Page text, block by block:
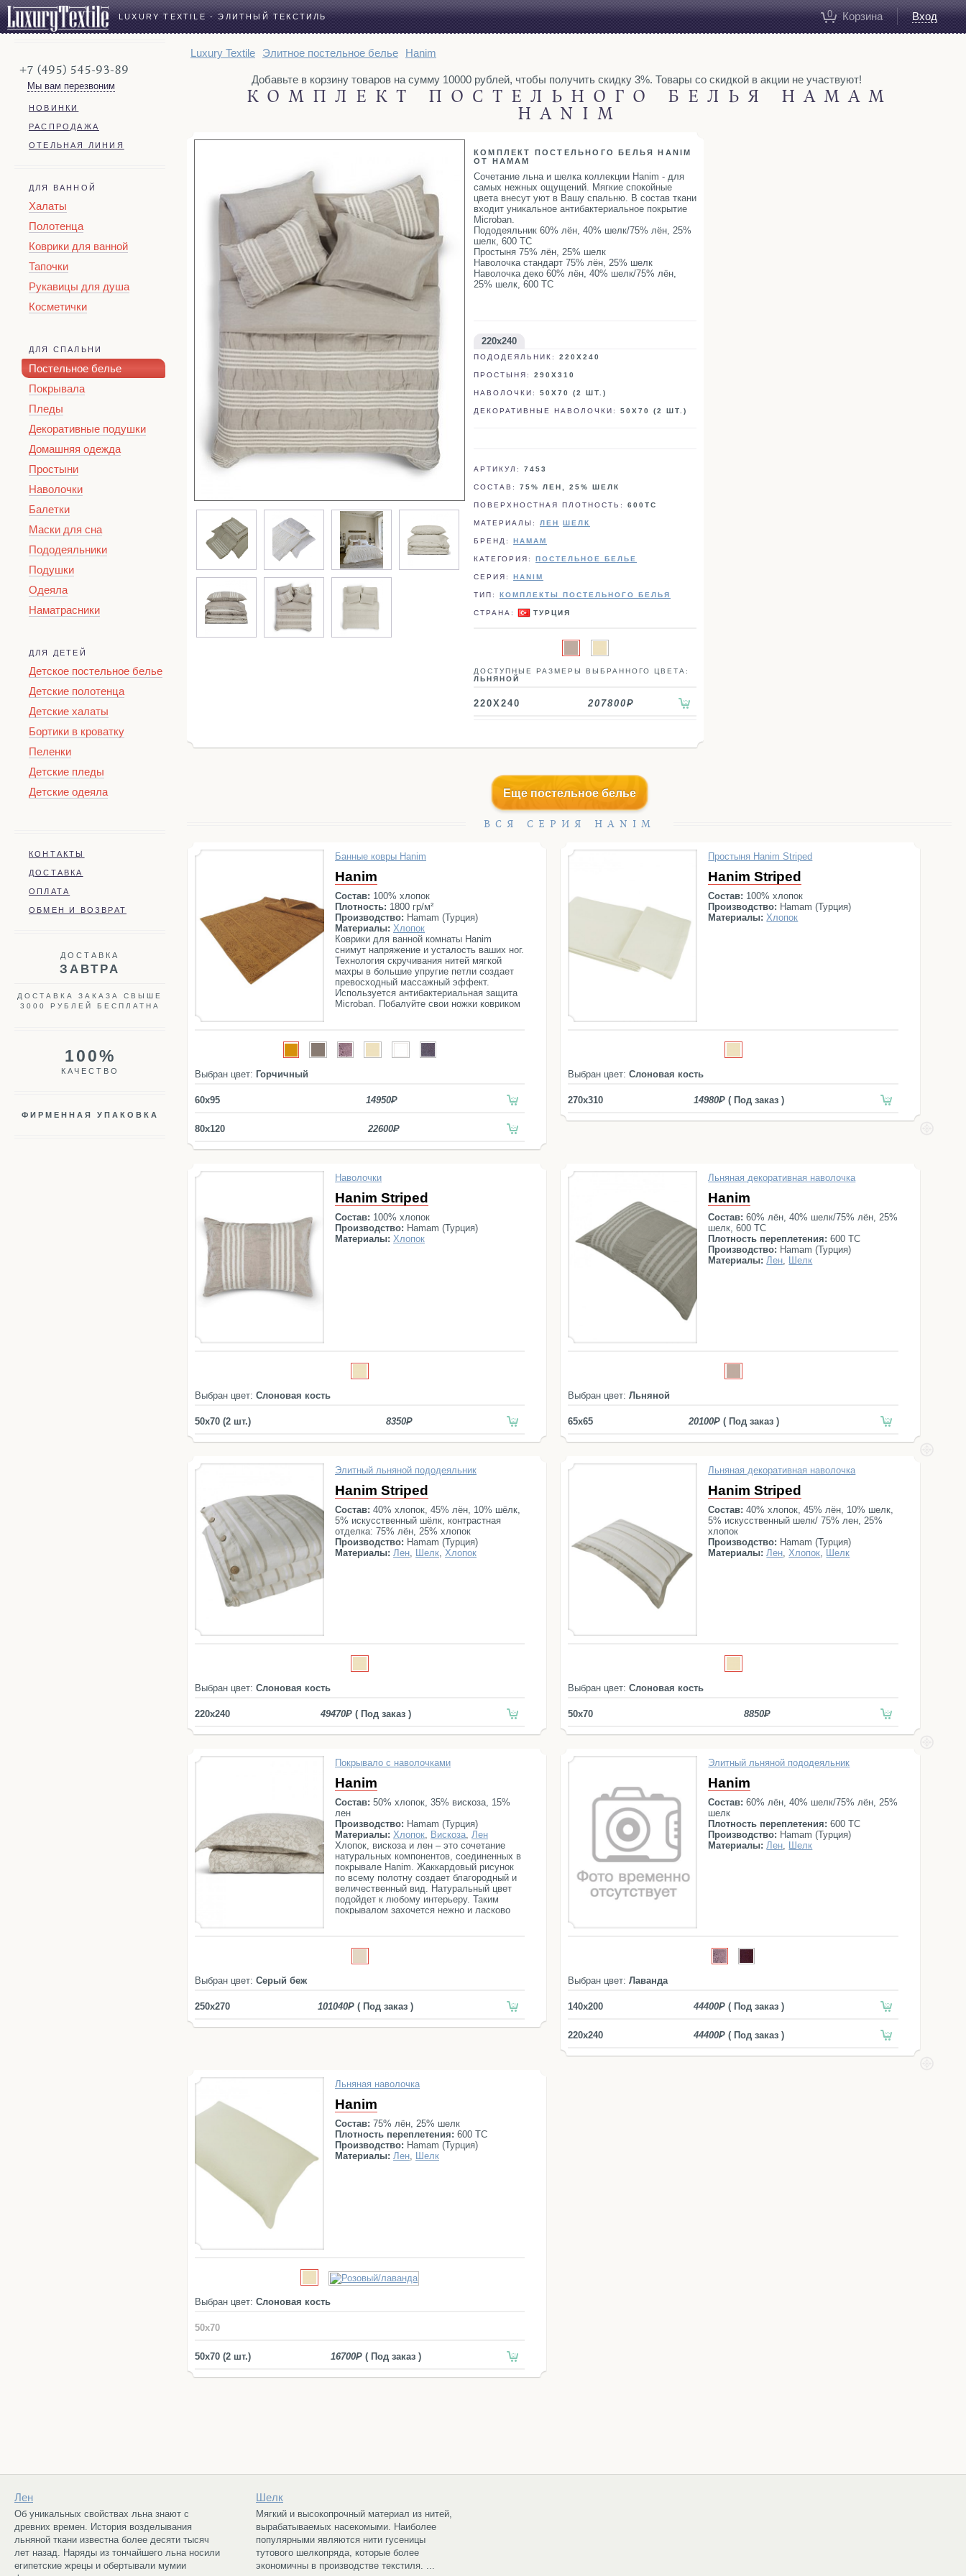
LUXURY TEXTILE - ЭЛИТНЫЙ ТЕКСТИЛЬ 0 Корзина Вход
+7 (495) 545-93-89
Мы вам перезвоним
НОВИНКИ
РАСПРОДАЖА
ОТЕЛЬНАЯ ЛИНИЯ
ДЛЯ ВАННОЙ
Халаты
Полотенца
Коврики для ванной
Тапочки
Рукавицы для душа
Косметички
ДЛЯ СПАЛЬНИ
Постельное белье
Покрывала
Пледы
Декоративные подушки
Домашняя одежда
Простыни
Наволочки
Балетки
Маски для сна
Пододеяльники
Подушки
Одеяла
Наматрасники
ДЛЯ ДЕТЕЙ
Детское постельное белье
Детские полотенца
Детские халаты
Бортики в кроватку
Пеленки
Детские пледы
Детские одеяла
КОНТАКТЫ
ДОСТАВКА
ОПЛАТА
ОБМЕН И ВОЗВРАТ
ДОСТАВКА
ЗАВТРА
ДОСТАВКА ЗАКАЗА СВЫШЕ
3000 РУБЛЕЙ БЕСПЛАТНА
100%
КАЧЕСТВО
ФИРМЕННАЯ УПАКОВКА
Luxury Textile Элитное постельное белье Hanim
Добавьте в корзину товаров на сумму 10000 рублей, чтобы получить скидку 3%. Товары со скидкой в акции не участвуют!
КОМПЛЕКТ ПОСТЕЛЬНОГО БЕЛЬЯ HAMAM
HANIM
КОМПЛЕКТ ПОСТЕЛЬНОГО БЕЛЬЯ HANIM
ОТ HAMAM
Сочетание льна и шелка коллекции Hanim - для
самых нежных ощущений. Мягкие спокойные
цвета внесут уют в Вашу спальню. В состав ткани
входит уникальное антибактериальное покрытие
Microban.
Пододеяльник 60% лён, 40% шелк/75% лён, 25%
шелк, 600 ТС
Простыня 75% лён, 25% шелк
Наволочка стандарт 75% лён, 25% шелк
Наволочка деко 60% лён, 40% шелк/75% лён,
25% шелк, 600 ТС
220x240
ПОДОДЕЯЛЬНИК: 220X240
ПРОСТЫНЯ: 290X310
НАВОЛОЧКИ: 50X70 (2 ШТ.)
ДЕКОРАТИВНЫЕ НАВОЛОЧКИ: 50X70 (2 ШТ.)
АРТИКУЛ: 7453
СОСТАВ: 75% ЛЕН, 25% ШЕЛК
ПОВЕРХНОСТНАЯ ПЛОТНОСТЬ: 600ТС
МАТЕРИАЛЫ: ЛЕН ШЕЛК
БРЕНД: HAMAM
КАТЕГОРИЯ: ПОСТЕЛЬНОЕ БЕЛЬЕ
СЕРИЯ: HANIM
ТИП: КОМПЛЕКТЫ ПОСТЕЛЬНОГО БЕЛЬЯ
СТРАНА: ТУРЦИЯ
ДОСТУПНЫЕ РАЗМЕРЫ ВЫБРАННОГО ЦВЕТА:
ЛЬНЯНОЙ
220X240 207800
Еще постельное белье
ВСЯ СЕРИЯ HANIM
Банные ковры Hanim
Hanim
Состав: 100% хлопок
Плотность: 1800 гр/м²
Производство: Hamam (Турция)
Материалы: Хлопок
Коврики для ванной комнаты Hanim
снимут напряжение и усталость ваших ног.
Технология скручивания нитей мягкой
махры в большие упругие петли создает
превосходный массажный эффект.
Используется антибактериальная защита
Microban. Побалуйте свои ножки ковриком
Выбран цвет: Горчичный
60x95 14950
80x120 22600
Простыня Hanim Striped
Hanim Striped
Состав: 100% хлопок
Производство: Hamam (Турция)
Материалы: Хлопок
Выбран цвет:Слоновая кость
270x310 14980 ( Под заказ )
Наволочки
Hanim Striped
Состав: 100% хлопок
Производство: Hamam (Турция)
Материалы: Хлопок
Выбран цвет: Слоновая кость
50x70 (2 шт.) 8350
Льняная декоративная наволочка
Hanim
Состав: 60% лён, 40% шелк/75% лён, 25%
шелк, 600 ТС
Плотность переплетения: 600 ТС
Производство: Hamam (Турция)
Материалы: Лен, Шелк
Выбран цвет:Льняной
65x65 20100 ( Под заказ )
Элитный льняной пододеяльник
Hanim Striped
Состав: 40% хлопок, 45% лён, 10% шёлк,
5% искусственный шёлк, контрастная
отделка: 75% лён, 25% хлопок
Производство: Hamam (Турция)
Материалы: Лен, Шелк, Хлопок
Выбран цвет: Слоновая кость
220x240 49470 ( Под заказ )
Льняная декоративная наволочка
Hanim Striped
Состав: 40% хлопок, 45% лён, 10% шелк,
5% искусственный шелк/ 75% лен, 25%
хлопок
Производство: Hamam (Турция)
Материалы: Лен,Хлопок, Шелк
Выбран цвет:Слоновая кость
50x70 8850
Покрывало с наволочками
Hanim
Состав: 50% хлопок, 35% вискоза, 15%
лен
Производство: Hamam (Турция)
Материалы: Хлопок, Вискоза, Лен
Хлопок, вискоза и лен – это сочетание
натуральных компонентов, соединенных в
покрывале Hanim. Жаккардовый рисунок
по всему полотну создает благородный и
величественный вид. Натуральный цвет
подойдет к любому интерьеру. Таким
покрывалом захочется нежно и ласково
Выбран цвет: Серый беж
250x270 101040 ( Под заказ )
Элитный льняной пододеяльник
Hanim
Состав: 60% лён, 40% шелк/75% лён, 25%
шелк
Плотность переплетения: 600 ТС
Производство: Hamam (Турция)
Материалы: Лен, Шелк
Выбран цвет:Лаванда
140x200 44400 ( Под заказ )
220x240 44400 ( Под заказ )
Льняная наволочка
Hanim
Состав: 75% лён, 25% шелк
Плотность переплетения: 600 ТС
Производство: Hamam (Турция)
Материалы: Лен, Шелк
Выбран цвет: Слоновая кость
50x70
50x70 (2 шт.) 16700 ( Под заказ )
Лен
Об уникальных свойствах льна знают с
древних времен. История возделывания
льняной ткани известна более десяти тысяч
лет назад. Наряды из тончайшего льна носили
египетские жрецы и обертывали мумии
Шелк
Мягкий и высокопрочный материал из нитей,
вырабатываемых насекомыми. Наиболее
популярными являются нити гусеницы
тутового шелкопряда, которые более
экономичны в производстве текстиля. ...